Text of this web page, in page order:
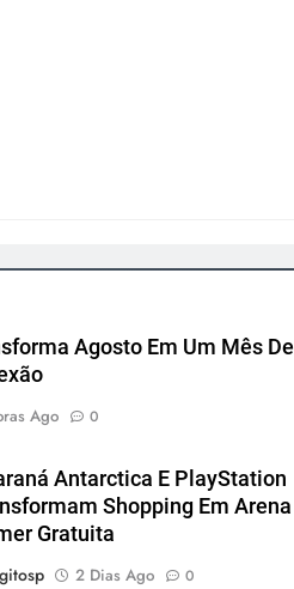
Agosto Em Um Mês De
Ago 0
Antarctica E PlayStation
Shopping Em Arena
Gratuita
2 Dias Ago 0